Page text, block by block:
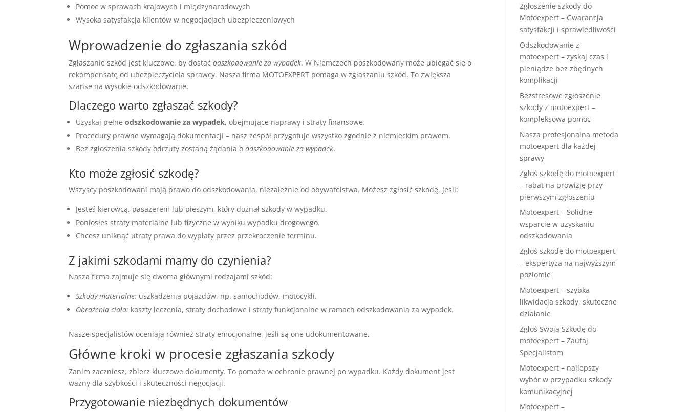
Pomoc w sprawach krajowych i międzynarodowych
Wysoka satysfakcja klientów w negocjacjach ubezpieczeniowych
Wprowadzenie do zgłaszania szkód
Zgłaszanie szkód jest kluczowe, by dostaćodszkodowanie za wypadek. W Niemczech poszkodowany może ubiegać się o
rekompensatę od ubezpieczyciela sprawcy. Nasza firma MOTOEXPERT pomaga w zgłaszaniu szkód. To zwiększa
szanse na wysokie odszkodowanie.
Dlaczego warto zgłaszać szkody?
Uzyskaj pełneodszkodowanie za wypadek, obejmujące naprawy i straty finansowe.
Procedury prawne wymagają dokumentacji – nasz zespół przygotuje wszystko zgodnie z niemieckim prawem.
Bez zgłoszenia szkody odrzuty zostaną żądania oodszkodowanie za wypadek.
Kto może zgłosić szkodę?
Wszyscy poszkodowani mają prawo do odszkodowania, niezależnie od obywatelstwa. Możesz zgłosić szkodę, jeśli:
Jesteś kierowcą, pasażerem lub pieszym, który doznał szkody w wypadku.
Poniosłeś straty materialne lub fizyczne w wyniku wypadku drogowego.
Chcesz uniknąć utraty prawa do wypłaty przez przekroczenie terminu.
Z jakimi szkodami mamy do czynienia?
Nasza firma zajmuje się dwoma głównymi rodzajami szkód:
Szkody materialne: uszkadzenia pojazdów, np. samochodów, motocykli.
Obrażenia ciała: koszty leczenia, straty dochodowe i straty funkcjonalne w ramach odszkodowania za wypadek.
Nasze specjalistów oceniają również straty emocjonalne, jeśli są one udokumentowane.
Główne kroki w procesie zgłaszania szkody
Zanim zaczniesz, zbierz kluczowe dokumenty. To pomoże w ochronie prawnej po wypadku. Każdy dokument jest
ważny dla szybkości i skuteczności negocjacji.
Przygotowanie niezbędnych dokumentów
Zgłoszenie szkody do
Motoexpert – Gwarancja
satysfakcji i sprawiedliwości
Odszkodowanie z
motoexpert – zyskaj czas i
pieniądze bez zbędnych
komplikacji
Bezstresowe zgłoszenie
szkody z motoexpert –
kompleksowa pomoc
Nasza profesjonalna metoda
motoexpert dla każdej
sprawy
Zgłoś szkodę do motoexpert
– rabat na prowizję przy
pierwszym zgłoszeniu
Motoexpert – Solidne
wsparcie w uzyskaniu
odszkodowania
Zgłoś szkodę do motoexpert
– ekspertyza na najwyższym
poziomie
Motoexpert – szybka
likwidacja szkody, skuteczne
działanie
Zgłoś Swoją Szkodę do
motoexpert – Zaufaj
Specjalistom
Motoexpert – najlepszy
wybór w przypadku szkody
komunikacyjnej
Motoexpert –